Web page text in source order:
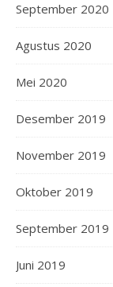
September 2020
Agustus 2020
Mei 2020
Desember 2019
November 2019
Oktober 2019
September 2019
Juni 2019